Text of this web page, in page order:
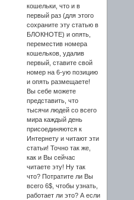
кошельки, что и в
первый раз (для этого
сохраните эту статью в
БЛОКНОТЕ) и опять,
переместив номера
кошельков, удалив
первый, ставите свой
номер на 6-ую позицию
и опять размещаете!
Вы себе можете
представить, что
тысячи людей со всего
мира каждый день
присоединяются к
Интернету и читают эти
статьи! Точно так же,
как и Вы сейчас
читаете эту! Ну так
что? Потратите ли Вы
всего 6$, чтобы узнать,
работает ли это? А если